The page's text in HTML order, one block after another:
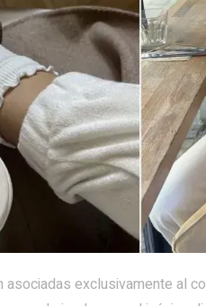
asociadas exclusivamente al